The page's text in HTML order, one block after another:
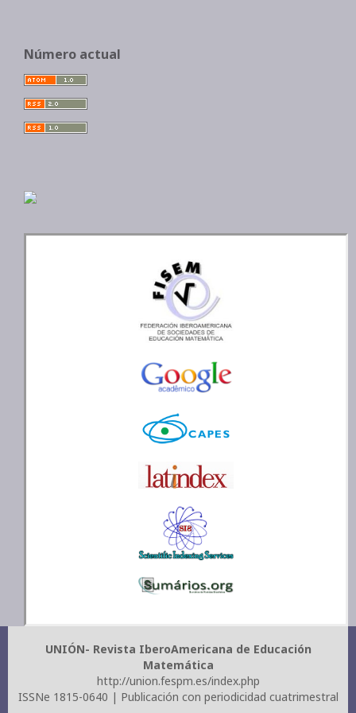
Número actual
UNIÓN- Revista IberoAmericana de Educación
Matemática
http://union.fespm.es/index.php
ISSNe 1815-0640 | Publicación con periodicidad cuatrimestral